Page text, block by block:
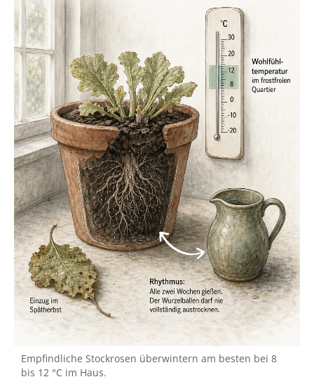
Empfindliche Stockrosen überwintern am besten bei 8
bis 12 °C im Haus.